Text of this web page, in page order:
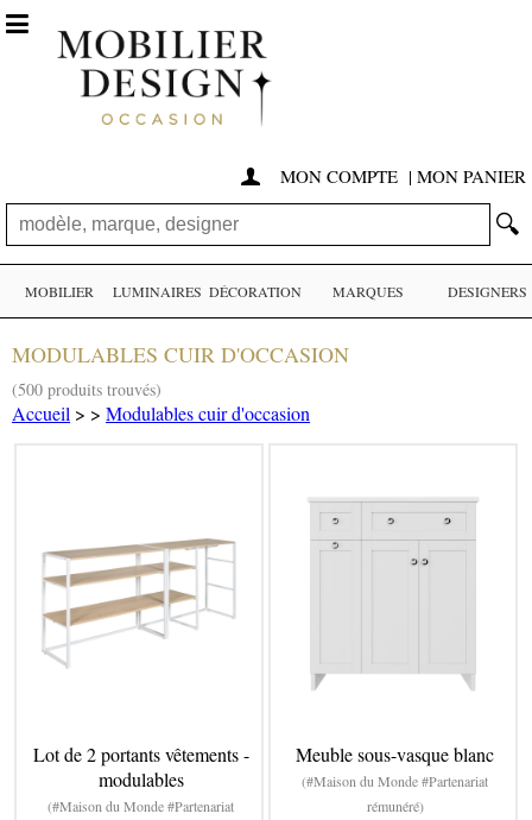
 MON COMPTE | MON PANIER
🔍

MOBILIER LUMINAIRES DÉCORATION MARQUES DESIGNERS
MODULABLES CUIR D'OCCASION
(500 produits trouvés)
Accueil > > Modulables cuir d'occasion
Lot de 2 portants vêtements -
modulables
(#Maison du Monde #Partenariat
Meuble sous-vasque blanc
(#Maison du Monde #Partenariat
rémunéré)